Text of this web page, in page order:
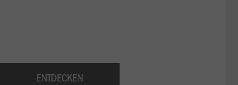
ENTDECKEN